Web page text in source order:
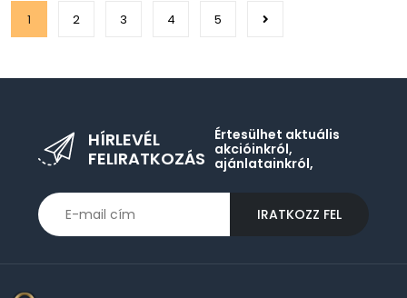
1 2 3 4 5
HÍRLEVÉL
FELIRATKOZÁS
Értesülhet aktuális
akcióinkról,
ajánlatainkról,
IRATKOZZ FEL